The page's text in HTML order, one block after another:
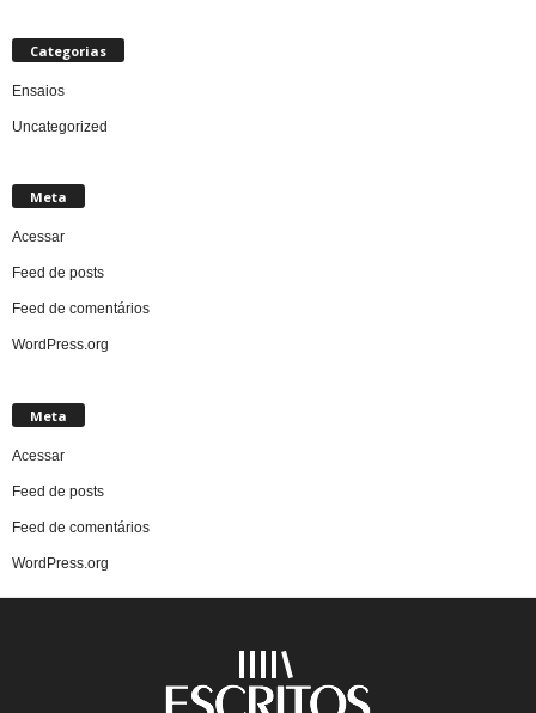
Categorias
Ensaios
Uncategorized
Meta
Acessar
Feed de posts
Feed de comentários
WordPress.org
Meta
Acessar
Feed de posts
Feed de comentários
WordPress.org